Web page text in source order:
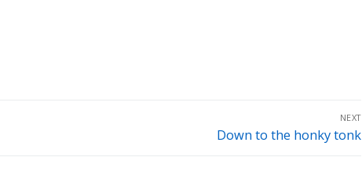
NEXT
Next
Down to the honky tonk